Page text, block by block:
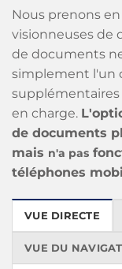
Nous prenons
visionneuses de
de documents
simplement l'un
en charge.
de documents
mais n'a pas
téléphones
VUE DIRECTE
VUE DU